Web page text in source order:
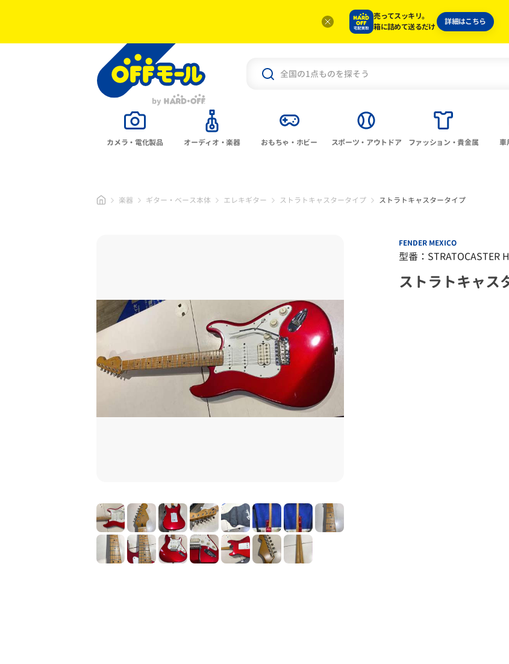
売ってスッキリ。
箱に詰めて送るだけ
詳細はこちら
カメラ・電化製品 オーディオ・楽器 おもちゃ・ホビー スポーツ・アウトドア ファッション・貴金属 車
楽器 ギター・ベース本体 エレキギター ストラトキャスタータイプ ストラトキャスタータイプ
FENDER MEXICO
型番：STRATOCASTER
ストラトキャス